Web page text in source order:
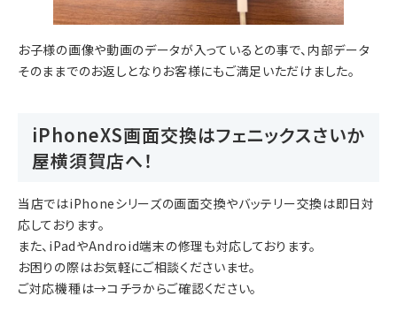
お子様の画像や動画のデータが入っているとの事で、内部データ
そのままでのお返しとなりお客様にもご満足いただけました。
iPhoneXS画面交換はフェニックスさいか
屋横須賀店へ！
当店ではiPhoneシリーズの画面交換やバッテリー交換は即日対
応しております。
また、iPadやAndroid端末の修理も対応しております。
お困りの際はお気軽にご相談くださいませ。
ご対応機種は→コチラからご確認ください。